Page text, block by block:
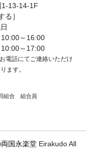
1-13-14-1F
る］
～16:00
～17:00
電話にてご連絡いただけ
ます。
組合 組合員
国永楽堂 Eirakudo All